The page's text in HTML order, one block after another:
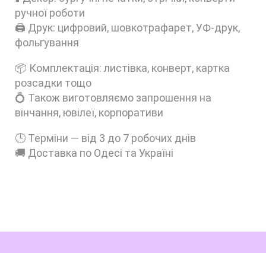
ручної роботи
🖨️ Друк: цифровий, шовкотрафарет, УФ-друк,
фольгування
📦 Комплектація: листівка, конверт, картка
розсадки тощо
💍 Також виготовляємо запрошення на
вінчання, ювілеї, корпоративи
🕒 Терміни — від 3 до 7 робочих днів
🚚 Доставка по Одесі та Україні